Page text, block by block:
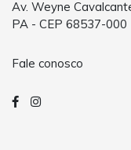
Av. Weyne
PA - CEP 68537-000
Fale conosco